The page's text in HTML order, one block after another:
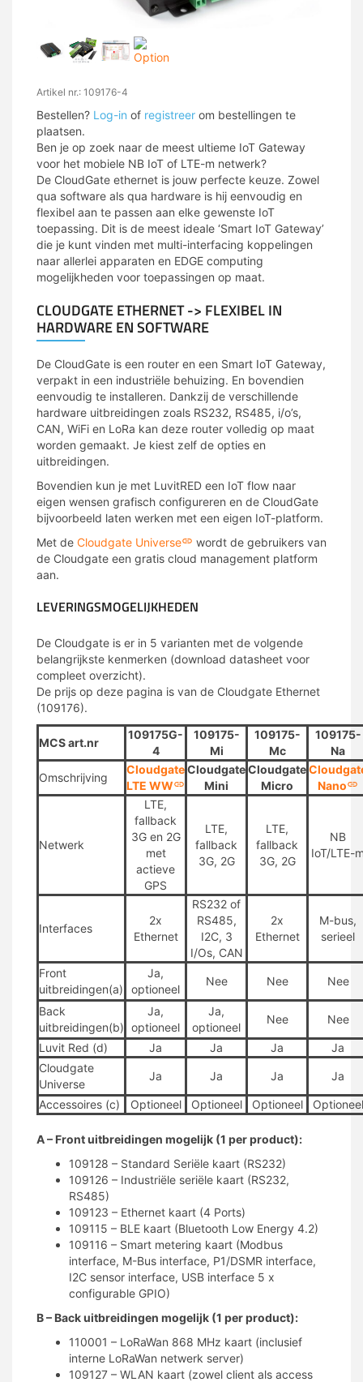
Artikel nr.: 109176-4
Bestellen? Log-in of registreer om bestellingen te
plaatsen.
Ben je op zoek naar de meest ultieme IoT Gateway
voor het mobiele NB IoT of LTE-m netwerk?
De CloudGate ethernet is jouw perfecte keuze. Zowel
qua software als qua hardware is hij eenvoudig en
flexibel aan te passen aan elke gewenste IoT
toepassing. Dit is de meest ideale ‘Smart IoT Gateway’
die je kunt vinden met multi-interfacing koppelingen
naar allerlei apparaten en EDGE computing
mogelijkheden voor toepassingen op maat.
CLOUDGATE ETHERNET -> FLEXIBEL IN
HARDWARE EN SOFTWARE
De CloudGate is een router en een Smart IoT Gateway,
verpakt in een industriële behuizing. En bovendien
eenvoudig te installeren. Dankzij de verschillende
hardware uitbreidingen zoals RS232, RS485, i/o’s,
CAN, WiFi en LoRa kan deze router volledig op maat
worden gemaakt. Je kiest zelf de opties en
uitbreidingen.
Bovendien kun je met LuvitRED een IoT flow naar
eigen wensen grafisch configureren en de CloudGate
bijvoorbeeld laten werken met een eigen IoT-platform.
Met de Cloudgate Universe
wordt de gebruikers van
de Cloudgate een gratis cloud management platform
aan.
LEVERINGSMOGELIJKHEDEN
De Cloudgate is er in 5 varianten met de volgende
belangrijkste kenmerken (download datasheet voor
compleet overzicht).
De prijs op deze pagina is van de Cloudgate Ethernet
(109176).
MCS art.nr
109175G-
4
109175-
Mi
109175-
Mc
109175-
Na
Omschrijving
Cloudgate
LTE WW
Cloudgate
Mini
Cloudgate
Micro
Nano
Netwerk
LTE,
fallback
3G en 2G
met
actieve
GPS
LTE,
fallback
3G, 2G
LTE,
fallback
3G, 2G
NB
IoT/LTE-
Interfaces
2x
Ethernet
RS232 of
RS485,
I2C, 3
I/Os, CAN
2x
Ethernet
M-bus,
serieel
Front
uitbreidingen(a)
Ja,
optioneel
Nee Nee Nee
Back
uitbreidingen(b)
Ja,
optioneel
Ja,
optioneel
Nee Nee
Luvit Red (d) Ja Ja Ja
Ja
Cloudgate
Universe
Ja Ja Ja Ja
Accessoires (c) Optioneel Optioneel Optioneel Optioneel
A – Front uitbreidingen mogelijk (1 per product):
109128 – Standard Seriële kaart (RS232)
109126 – Industriële seriële kaart (RS232,
RS485)
109123 – Ethernet kaart (4 Ports)
109115 – BLE kaart (Bluetooth Low Energy 4.2)
109116 – Smart metering kaart (Modbus
interface, M-Bus interface, P1/DSMR interface,
I2C sensor interface, USB interface 5 x
configurable GPIO)
B – Back uitbreidingen mogelijk (1 per product):
110001 – LoRaWan 868 MHz kaart (inclusief
interne LoRaWan netwerk server)
109127 – WLAN kaart (zowel client als access